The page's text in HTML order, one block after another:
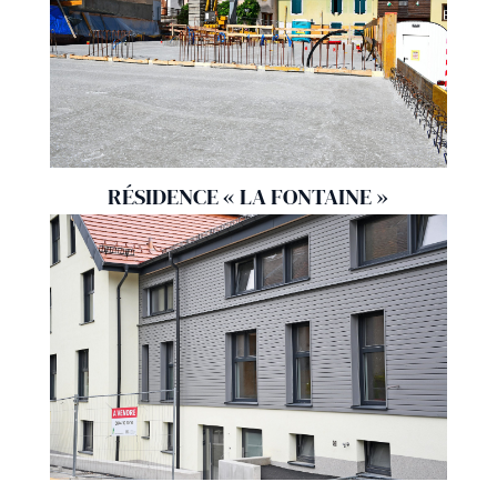
RÉSIDENCE « LA FONTAINE »